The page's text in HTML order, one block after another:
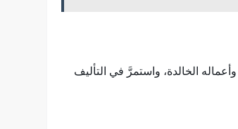
الفذِّ وأعماله الخالدة، واستمرَّ في التأليف